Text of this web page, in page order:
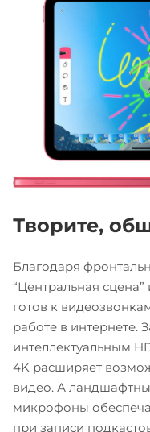
Творите,
Благодаря
“Центральная
готов к
работе в интернете.
интеллектуальным
4K расширяет
видео. А
микрофоны
при записи